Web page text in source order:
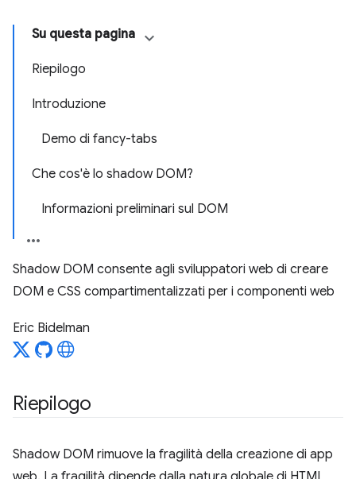
Su questa pagina
Riepilogo
Introduzione
Demo di fancy-tabs
Che cos'è lo shadow DOM?
Informazioni preliminari sul DOM
Shadow DOM consente agli sviluppatori web di creare
DOM e CSS compartimentalizzati per i componenti web
Eric Bidelman
Riepilogo
Shadow DOM rimuove la fragilità della creazione di app